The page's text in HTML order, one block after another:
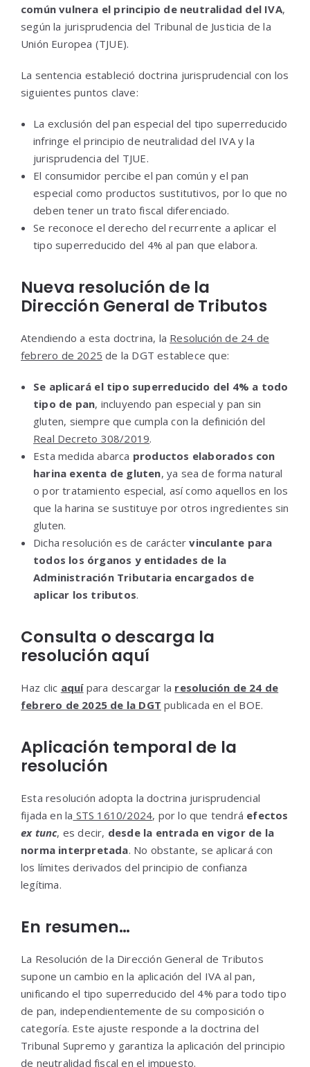
común vulnera el principio de neutralidad del IVA,
según la jurisprudencia del Tribunal de Justicia de la
Unión Europea (TJUE).
La sentencia estableció doctrina jurisprudencial con los
siguientes puntos clave:
La exclusión del pan especial del tipo superreducido
infringe el principio de neutralidad del IVA y la
jurisprudencia del TJUE.
El consumidor percibe el pan común y el pan
especial como productos sustitutivos, por lo que no
deben tener un trato fiscal diferenciado.
Se reconoce el derecho del recurrente a aplicar el
tipo superreducido del 4% al pan que elabora.
Nueva resolución de la
Dirección General de Tributos
Atendiendo a esta doctrina, la Resolución de 24 de
febrero de 2025 de la DGT establece que:
Se aplicará el tipo superreducido del 4% a todo
tipo de pan, incluyendo pan especial y pan sin
gluten, siempre que cumpla con la definición del
Real Decreto 308/2019.
Esta medida abarca productos elaborados con
harina exenta de gluten, ya sea de forma natural
o por tratamiento especial, así como aquellos en los
que la harina se sustituye por otros ingredientes sin
gluten.
Dicha resolución es de caráctervinculante para
todos los órganos y entidades de la
Administración Tributaria encargados de
aplicar los tributos.
Consulta o descarga la
resolución aquí
Haz clic aquípara descargar la resolución de 24 de
febrero de 2025 de la DGT publicada en el BOE.
Aplicación temporal de la
resolución
Esta resolución adopta la doctrina jurisprudencial
fijada en la STS 1610/2024, por lo que tendrá efectos
ex tunc, es decir, desde la entrada en vigor de la
norma interpretada. No obstante, se aplicará con
los límites derivados del principio de confianza
legítima.
En resumen…
La Resolución de la Dirección General de Tributos
supone un cambio en la aplicación del IVA al pan,
unificando el tipo superreducido del 4% para todo tipo
de pan, independientemente de su composición o
categoría. Este ajuste responde a la doctrina del
Tribunal Supremo y garantiza la aplicación del principio
de neutralidad fiscal en el impuesto.